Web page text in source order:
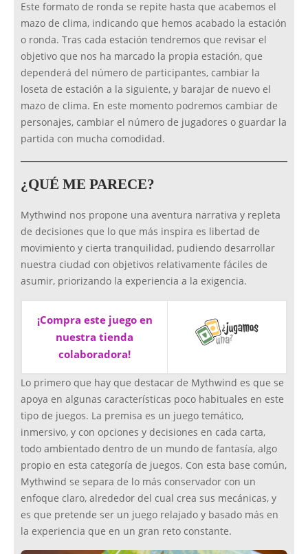
Este formato de ronda se repite hasta que acabemos el
mazo de clima, indicando que hemos acabado la estación
o ronda. Tras cada estación tendremos que revisar el
objetivo que nos ha marcado la propia estación, que
dependerá del número de participantes, cambiar la
loseta de estación a la siguiente, y barajar de nuevo el
mazo de clima. En este momento podremos cambiar de
personajes, cambiar el número de jugadores o guardar la
partida con mucha comodidad.
¿QUÉ ME PARECE?
Mythwind nos propone una aventura narrativa y repleta
de decisiones que lo que más inspira es libertad de
movimiento y cierta tranquilidad, pudiendo desarrollar
nuestra ciudad con objetivos relativamente fáciles de
asumir, priorizando la experiencia a la exigencia.
¡Compra este juego en
nuestra tienda
colaboradora!
Lo primero que hay que destacar de Mythwind es que se
apoya en algunas características poco habituales en este
tipo de juegos. La premisa es un juego temático,
inmersivo, y con opciones y decisiones en cada carta,
todo ambientado dentro de un mundo de fantasía, algo
propio en esta categoría de juegos. Con esta base común,
Mythwind se separa de lo más conservador con un
enfoque claro, alrededor del cual crea sus mecánicas, y
es que pretende ser un juego relajado y basado más en
la experiencia que en un gran reto constante.